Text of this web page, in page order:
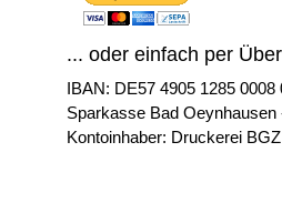
... oder einfach per
IBAN: DE57 4905 1285 0008
Sparkasse Bad
Kontoinhaber: Druckerei BGZ